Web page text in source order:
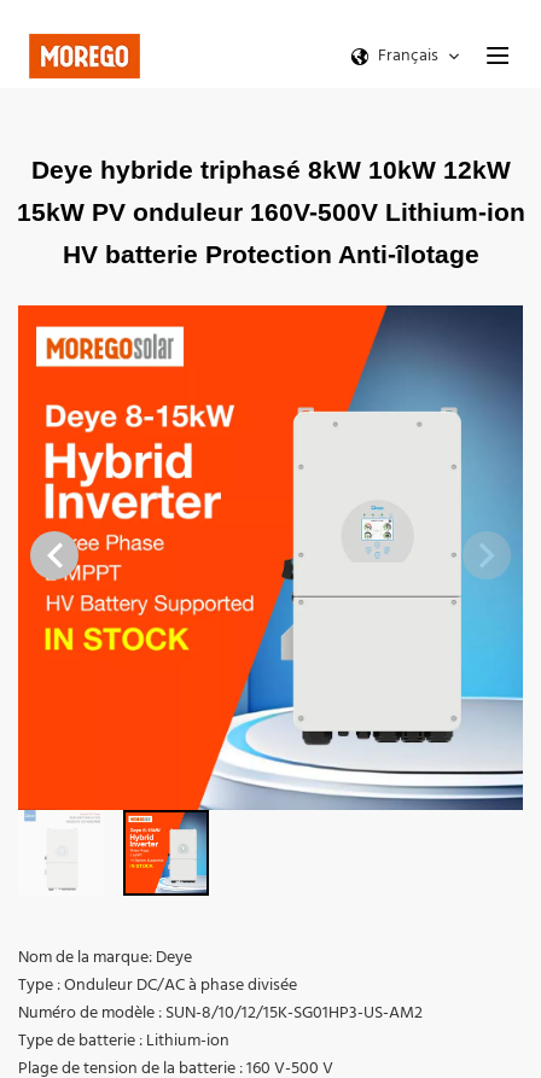
Français
Deye hybride triphasé 8kW 10kW 12kW
15kW PV onduleur 160V-500V Lithium-ion
HV batterie Protection Anti-îlotage
Nom de la marque: Deye
Type : Onduleur DC/AC à phase divisée
Numéro de modèle : SUN-8/10/12/15K-SG01HP3-US-AM2
Type de batterie : Lithium-ion
Plage de tension de la batterie : 160 V-500 V